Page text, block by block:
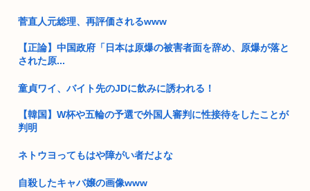
菅直人元総理、再評価されるwww
【正論】中国政府「日本は原爆の被害者面を辞め、原爆が落と
された原...
童貞ワイ、バイト先のJDに飲みに誘われる！
【韓国】W杯や五輪の予選で外国人審判に性接待をしたことが
判明
ネトウヨってもはや障がい者だよな
自殺したキャバ嬢の画像www